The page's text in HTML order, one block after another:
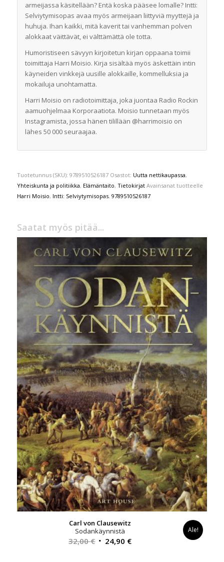
armeijassa käsitellään? Entä koska pääsee lomalle? Intti:
Selviytymisopas avaa myös armeijaan liittyviä myyttejä ja
huhuja. Ihan kaikki, mitä kaverit tai vanhemman polven
alokkaat väittävät, ei välttämättä ole totta.
Humoristiseen sävyyn kirjoitetun kirjan oppaana toimii
toimittaja Harri Moisio. Kirja sisältää myös äskettäin intin
käyneiden vinkkejä uusille alokkaille, kommelluksia ja
mokailuja unohtamatta.
Harri Moisio on radiotoimittaja, joka juontaa Radio Rockin
aamuohjelmaa Korporaatiota. Moisio tunnetaan myös
Instagramista, jossa hänen tilillään @harrimoisio on
lähes 50 000 seuraajaa.
Tuotetunnus (SKU): 9789510526187 Osastot: Uutta nettikaupassa,
Yhteiskunta ja politiikka, Elämäntaito, Tietokirjat Avainsanat tuotteelle
Harri Moisio, Intti: Selviytymisopas, 9789510526187
Saatat myös pitää...
Carl von Clausewitz
Sodankäynnistä
32,00€ Alkuperäinen
24,90 €Nykyinen
Ale!